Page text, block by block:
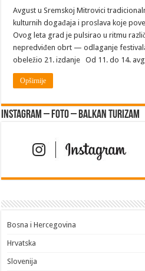
Avgust u Sremskoj Mitrovici
kulturnih događaja i proslava koje
Ovog leta grad je pulsirao u ritmu
nepredviđen obrt — odlaganje festivala
obeležio 21. izdanje Od 11. do 14.
Opširnije
Instagram – FOTO – Balkan turizam
Bosna i Hercegovina
Hrvatska
Slovenija